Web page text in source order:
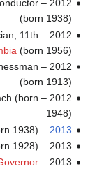
2012 –
(born 1938)
2012 –
11th
(born 1956)
2012 –
(born 1913)
2012 –
(born
1948)
2013
–
1938)
2013 –
1928)
2013 –